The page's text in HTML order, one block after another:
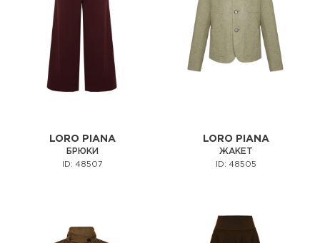
LORO PIANA
БРЮКИ
ID: 48507
LORO PIANA
ЖАКЕТ
ID: 48505